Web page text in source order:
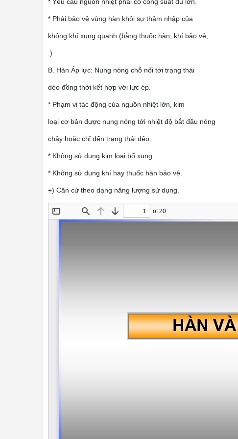
* Phải bảo vệ vùng hàn khỏi sự thâm nhập của
không khí xung quanh (bằng thuốc hàn, khí bảo vệ,
.)
B. Hàn Áp lực: Nung nóng chỗ nối tới trạng thái
dẻo đồng thời kết hợp với lực ép.
* Phạm vi tác động của nguồn nhiệt lớn, kim
loại cơ bản được nung nóng tới nhiệt độ bắt đầu nóng
chảy hoặc chỉ đến trạng thái dẻo.
* Không sử dụng kim loại bổ xung.
* Không sử dụng khí hay thuốc hàn bảo vệ.
+) Căn cứ theo dạng năng lượng sử dụng.